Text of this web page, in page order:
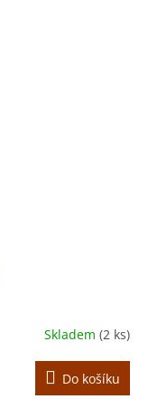
Skladem (2 ks)
Do košíku